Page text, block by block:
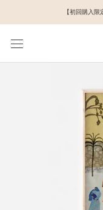
し
【初回購入